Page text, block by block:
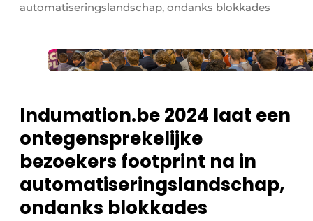
Evenement aanmelden
Meest gelezen
Podcasts
Privacy / Cookie statement
Vacature aanmelden
Vacatures
Video’s
automatiseringslandschap, ondanks blokkades
Indumation.be 2024 laat een
ontegensprekelijke
bezoekers footprint na in
automatiseringslandschap,
ondanks blokkades